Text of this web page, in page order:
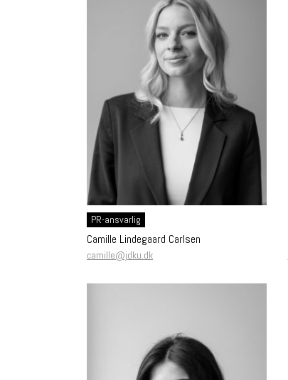
PR-ansvarlig
Camille Lindegaard Carlsen
camille@jdku.dk